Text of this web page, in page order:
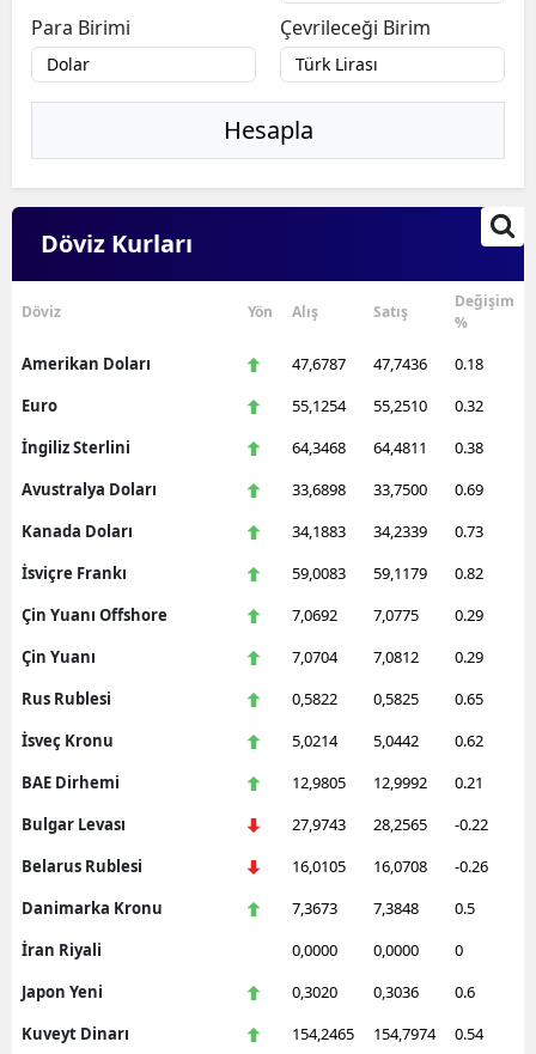
Para Birimi
Çevrileceği Birim
Hesapla
Döviz Kurları
Döviz Yön Alış Satış
Değişim
%
Amerikan Doları 47,6787 47,7436
0.18
Euro
55,1254 55,2510
0.32
İngiliz Sterlini
64,3468 64,4811
0.38
Avustralya Doları
33,6898 33,7500
0.69
Kanada Doları
34,1883 34,2339
0.73
İsviçre Frankı
59,0083 59,1179
0.82
Çin Yuanı Offshore
7,0692 7,0775
0.29
Çin Yuanı
7,0704 7,0812
0.29
Rus Rublesi
0,5822 0,5825
0.65
İsveç Kronu
5,0214 5,0442
0.62
BAE Dirhemi
12,9805 12,9992
0.21
Bulgar Levası
27,9743 28,2565
-0.22
Belarus Rublesi
16,0105 16,0708
-0.26
Danimarka Kronu
7,3673 7,3848
0.5
İran Riyali
0,0000 0,0000
0
Japon Yeni
0,3020 0,3036
0.6
Kuveyt Dinarı
154,2465 154,7974
0.54